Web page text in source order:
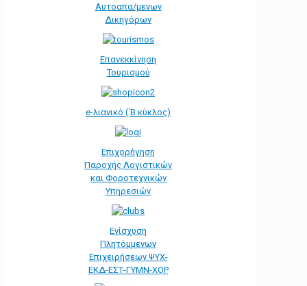
Αυτοαπα/μενων
Δικηγόρων
Επανεκκίνηση
Τουρισμού
e-λιανικό (΄Β κύκλος)
Επιχορήγηση
Παροχής Λογιστικών
και Φοροτεχνικών
Υπηρεσιών
Ενίσχυση
Πλητόμμενων
Επιχειρήσεων ΨΥΧ-
ΕΚΔ-ΕΣΤ-ΓΥΜΝ-ΧΟΡ